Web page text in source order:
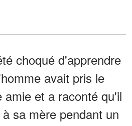
choqué d'apprendre
avait pris le
et a raconté qu'il
sa mère pendant un